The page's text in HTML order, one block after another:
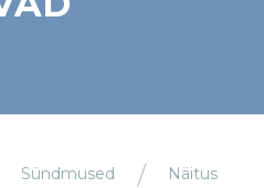
Sündmused
Näitus